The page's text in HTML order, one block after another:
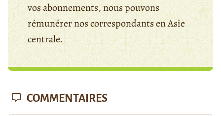
vos abonnements, nous pouvons
rémunérer nos correspondants en Asie
centrale.
COMMENTAIRES